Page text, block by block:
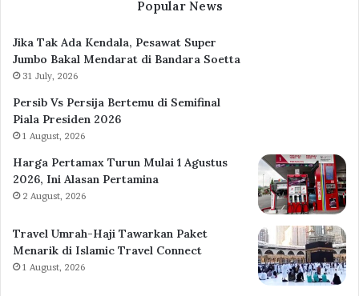
Popular News
Jika Tak Ada Kendala, Pesawat Super
Jumbo Bakal Mendarat di Bandara Soetta
31 July, 2026
Persib Vs Persija Bertemu di Semifinal
Piala Presiden 2026
1 August, 2026
Harga Pertamax Turun Mulai 1 Agustus
2026, Ini Alasan Pertamina
2 August, 2026
Travel Umrah-Haji Tawarkan Paket
Menarik di Islamic Travel Connect
1 August, 2026